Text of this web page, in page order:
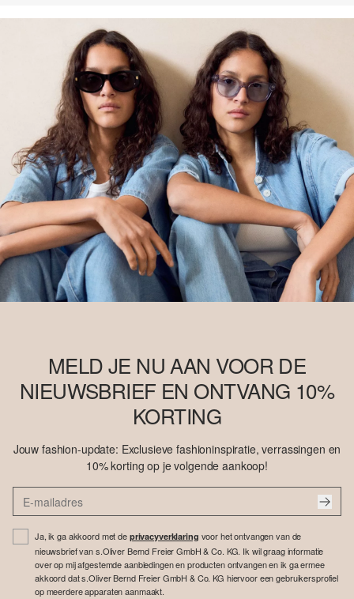
MELD JE NU AAN VOOR DE
NIEUWSBRIEF EN ONTVANG 10%
KORTING
Jouw fashion-update: Exclusieve fashioninspiratie, verrassingen en
10% korting op je volgende aankoop!
Ja, ik ga akkoord met de privacyverklaring voor het ontvangen van de
nieuwsbrief van s.Oliver Bernd Freier GmbH & Co. KG. Ik wil graag informatie
over op mij afgestemde aanbiedingen en producten ontvangen en ik ga ermee
akkoord dat s.Oliver Bernd Freier GmbH & Co. KG hiervoor een gebruikersprofiel
op meerdere apparaten aanmaakt.